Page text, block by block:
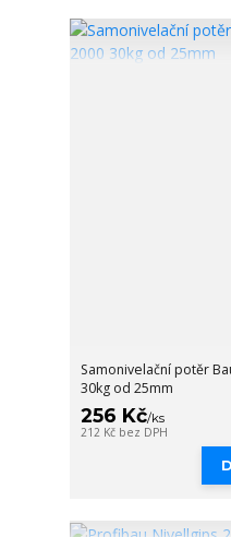
Samonivelační potěr
30kg od 25mm
256 Kč/ks
212 Kč bez DPH